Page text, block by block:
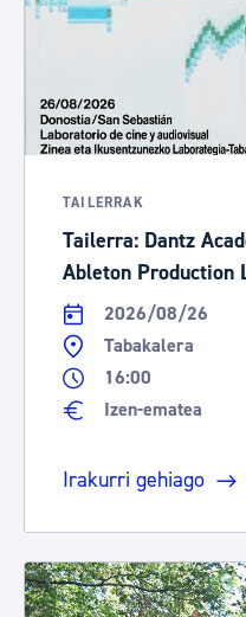
TAILERRAK
Tailerra: Dantz
Ableton Production
2026/08/26
Tabakalera
16:00
Izen-ematea
Irakurri gehiago